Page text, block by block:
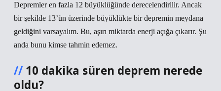
Depremler en fazla 12 büyüklüğünde derecelendirilir. Ancak
bir şekilde 13’ün üzerinde büyüklükte bir depremin meydana
geldiğini varsayalım. Bu, aşırı miktarda enerji açığa çıkarır. Şu
anda bunu kimse tahmin edemez.
10 dakika süren deprem nerede
oldu?